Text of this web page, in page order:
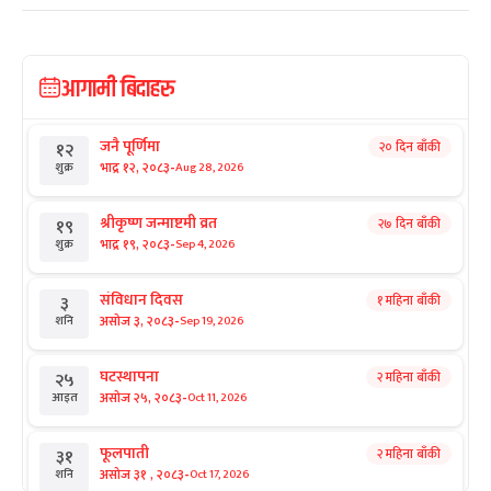
आगामी बिदाहरु
१२
शुक्र
जनै पूर्णिमा
भाद्र १२, २०८३-Aug 28, 2026
२० दिन बाँकी
१९
शुक्र
श्रीकृष्ण जन्माष्टमी व्रत
भाद्र १९, २०८३-Sep 4, 2026
२७ दिन बाँकी
३
शनि
संविधान दिवस
असोज ३, २०८३-Sep 19, 2026
१ महिना बाँकी
२५
आइत
घटस्थापना
असोज २५, २०८३-Oct 11, 2026
२ महिना बाँकी
३१
शनि
फूलपाती
असोज ३१ , २०८३-Oct 17, 2026
२ महिना बाँकी